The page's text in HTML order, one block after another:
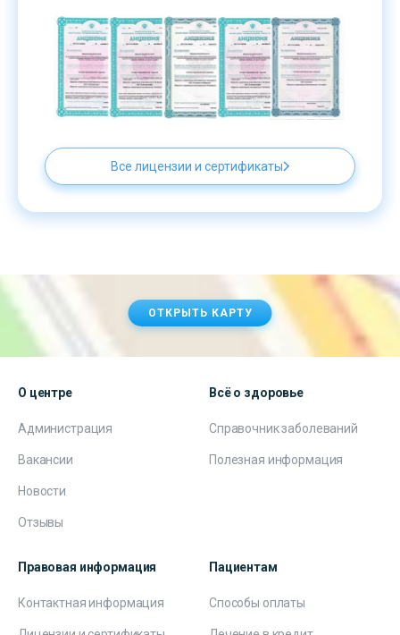
Все лицензии и сертификаты
ОТКРЫТЬ КАРТУ
О центре
Администрация
Вакансии
Новости
Отзывы
Всё о здоровье
Справочник заболеваний
Полезная информация
Правовая информация
Контактная информация
Пациентам
Способы оплаты